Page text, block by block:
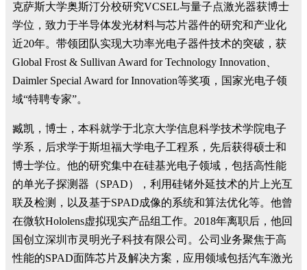
克萨斯大学奥斯汀分校研究VCSEL与量子点激光器获博士
学位，致力于半导体发光材料与芯片器件的研究和产业化
近20年。带领团队实现大功率光电子器件技术的突破，获
Global Frost & Sullivan Award for Technology Innovation、
Daimler Special Award for Innovation等奖项，国家光电子领
域“特聘专家”。
臧凯，博士，本科就学于北京大学信息科学技术学院电子
学系，后求学于斯坦福大学电子工程系，先后获得硕士和
博士学位。他的研究集中在硅基光电子领域，包括高性能
的单光子探测器（SPAD），利用硅锗外延技术的片上光互
联及检测，以及基于SPAD成像的系统和算法优化等。他曾
在微软Hololens虚拟现实产品组工作。2018年离职后，他回
国创立深圳市灵明光子科技有限公司。公司业务聚焦于高
性能的SPAD面阵芯片及解决方案，应用领域包括汽车激光